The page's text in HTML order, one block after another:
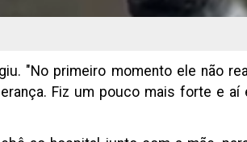
"No primeiro momento ele não
Fiz um pouco mais forte e